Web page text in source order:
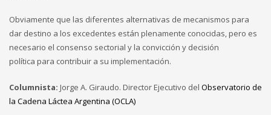
Obviamente que las diferentes alternativas de mecanismos para
dar destino a los excedentes están plenamente conocidas, pero es
necesario el consenso sectorial y la convicción y decisión
política para contribuir a su implementación.
Columnista: Jorge A. Giraudo. Director Ejecutivo del Observatorio de
la Cadena Láctea Argentina (OCLA)